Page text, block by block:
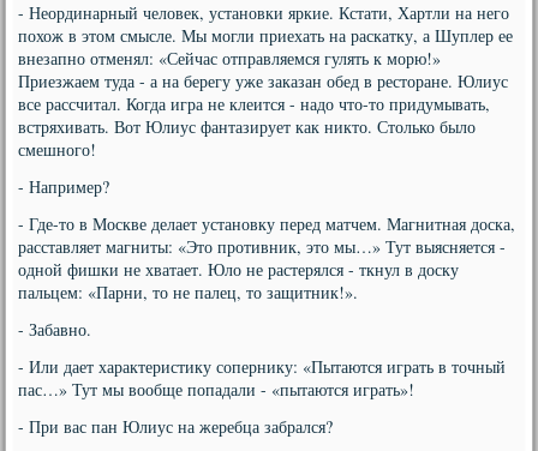
- Неординарный человек, установки яркие. Кстати, Хартли на него
похож в этом смысле. Мы могли приехать на раскатку, а Шуплер ее
внезапно отменял: «Сейчас отправляемся гулять к морю!»
Приезжаем туда - а на берегу уже заказан обед в ресторане. Юлиус
все рассчитал. Когда игра не клеится - надо что-то придумывать,
встряхивать. Вот Юлиус фантазирует как никто. Столько было
смешного!
- Например?
- Где-то в Москве делает установку перед матчем. Магнитная доска,
расставляет магниты: «Это противник, это мы…» Тут выясняется -
одной фишки не хватает. Юло не растерялся - ткнул в доску
пальцем: «Парни, то не палец, то защитник!».
- Забавно.
- Или дает характеристику сопернику: «Пытаются играть в точный
пас…» Тут мы вообще попадали - «пытаются играть»!
- При вас пан Юлиус на жеребца забрался?